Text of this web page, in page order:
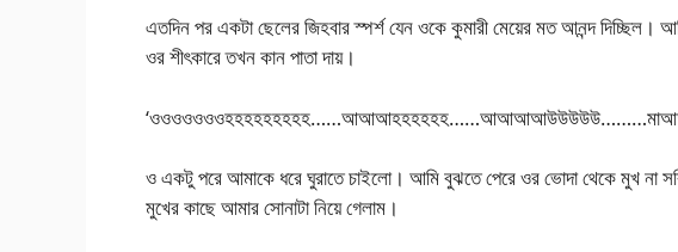
এতদিন পর একটা ছেলের জিহবার স্পর্শ যেন ওকে কুমারী মেয়ের মত আনন্দ দিচ্ছিল।
ওর শীৎকারে তখন কান পাতা দায়।
ও একটু পরে আমাকে ধরে ঘুরাতে চাইলো। আমি বুঝতে পেরে ওর ভোদা থেকে মুখ না
মুখের কাছে আমার সোনাটা নিয়ে গেলাম।